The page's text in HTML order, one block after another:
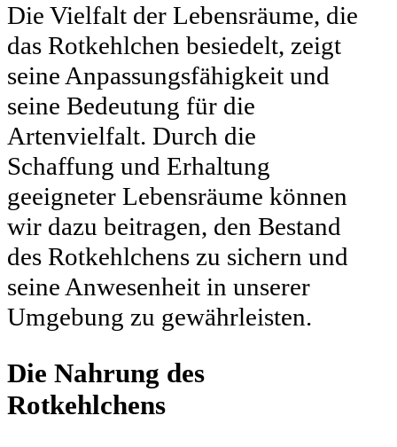
Die Vielfalt der Lebensräume, die
das Rotkehlchen besiedelt, zeigt
seine Anpassungsfähigkeit und
seine Bedeutung für die
Artenvielfalt. Durch die
Schaffung und Erhaltung
geeigneter Lebensräume können
wir dazu beitragen, den Bestand
des Rotkehlchens zu sichern und
seine Anwesenheit in unserer
Umgebung zu gewährleisten.
Die Nahrung des
Rotkehlchens